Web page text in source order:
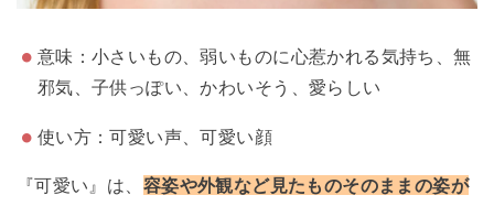
意味：小さいもの、弱いものに心惹かれる気持ち、無
邪気、子供っぽい、かわいそう、愛らしい
使い方：可愛い声、可愛い顔
『可愛い』は、 容姿や外観など見たものそのままの姿が